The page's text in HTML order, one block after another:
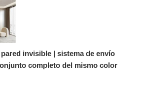
invisible | sistema de envío
completo del mismo color